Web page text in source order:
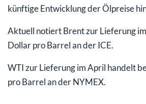
künftige Entwicklung der Ölpreise
Aktuell notiert Brent zur Lieferung
Dollar pro Barrel an der ICE.
WTI zur Lieferung im April handelt
pro Barrel an der NYMEX.